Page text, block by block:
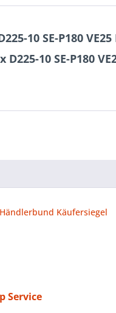
10 SE-P180
10 SE-P180
Service